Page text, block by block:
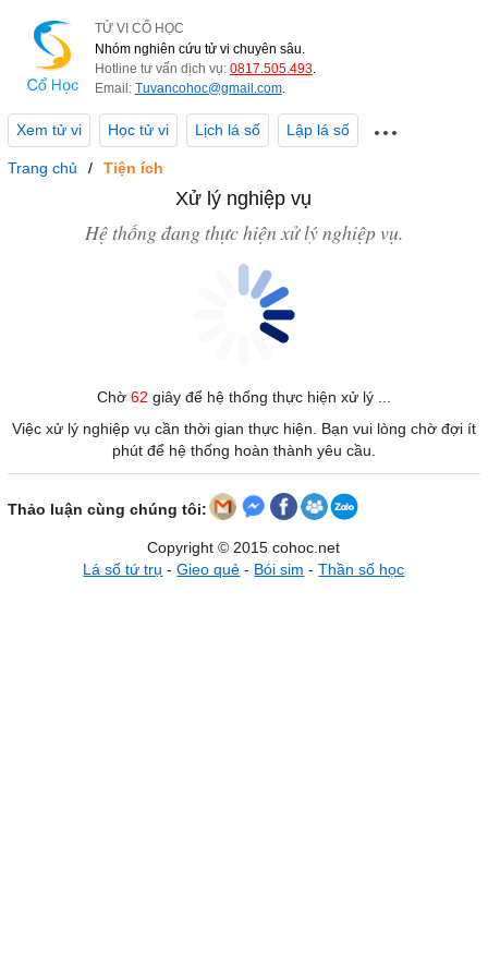
TỬ VI CỔ HỌC
Nhóm nghiên cứu tử vi chuyên sâu.
Hotline tư vấn dịch vụ: 0817.505.493.
Email: Tuvancohoc@gmail.com.
Xem tử vi Học tử vi Lịch lá số Lập lá số
Trang chủ Tiện ích
Xử lý nghiệp vụ
Hệ thống đang thực hiện xử lý nghiệp vụ.
Chờ 62 giây để hệ thống thực hiện xử lý ...
Việc xử lý nghiệp vụ cần thời gian thực hiện. Bạn vui lòng chờ đợi ít
phút để hệ thống hoàn thành yêu cầu.
Thảo luận cùng chúng tôi:
Copyright © 2015 cohoc.net
Lá số tứ trụ -Gieo quẻ - Bói sim -Thần số học